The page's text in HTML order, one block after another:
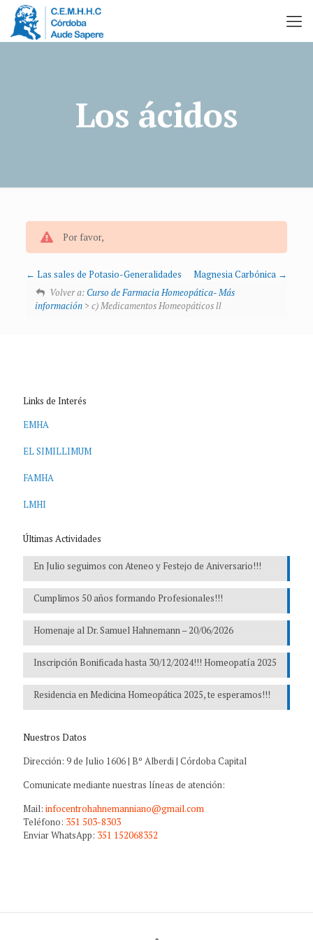
Los ácidos
Por favor,
Las sales de Potasio-Generalidades
Magnesia Carbónica
Volver a:Curso de Farmacia Homeopática- Más
información> c) Medicamentos Homeopáticos ll
Links de Interés
EMHA
EL SIMILLIMUM
FAMHA
LMHI
Últimas Actividades
En Julio seguimos con Ateneo y Festejo de Aniversario!!!
Cumplimos 50 años formando Profesionales!!!
Homenaje al Dr. Samuel Hahnemann – 20/06/2026
Inscripción Bonificada hasta 30/12/2024!!! Homeopatía 2025
Residencia en Medicina Homeopática 2025, te esperamos!!!
Nuestros Datos
Dirección: 9 de Julio 1606 | Bº Alberdi | Córdoba Capital
Comunicate mediante nuestras líneas de atención:
Mail: infocentrohahnemanniano@gmail.com
Teléfono: 351 503-8303
Enviar WhatsApp: 351 152068352